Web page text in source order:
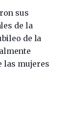
sus
de la
de la
las mujeres